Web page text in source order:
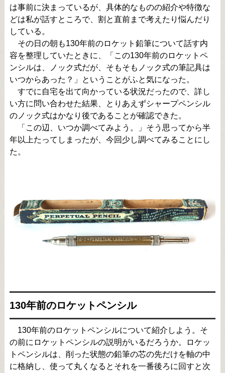
は事前に決まっているが、具体的なものの紹介や特徴な
どは私が話すところで、割と直前まで考えたり悩んだり
している。
その日の朝も130年前のロケット鉛筆について話す内
容を整理していたときに、「この130年前のロケットペ
ンシルは、ノック式だが、そもそもノック式の筆記具は
いつからあった？」ということがふと気になった。
すでに自宅を出て向かっている状況だったので、詳し
い方に問い合わせた結果、とりあえずシャープペンシル
のノック式はかなり後であることが確認できた。
「この辺、いつか調べてみよう。」そう思ってから半
年以上たってしまったが、今回少し調べてみることにし
た。
130年前のロケットペンシル
130年前のロケットペンシルについて紹介しよう。そ
の前にロケットペンシルの説明がいるだろうか。ロケッ
トペンシルは、削った状態の鉛筆の芯の先だけを軸の中
に格納し、使って丸くなるとそれを一番後ろに回すと次